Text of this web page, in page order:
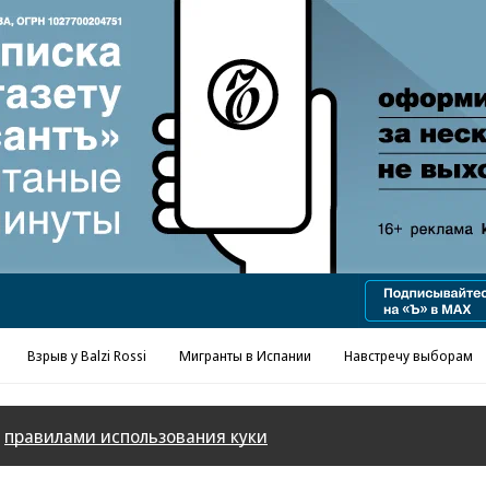
Реклама в «Ъ» www.kommersant.ru/ad
Взрыв у Balzi Rossi Мигранты в Испании Навстречу выборам
правилами использования куки